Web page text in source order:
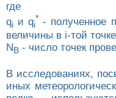
где
qi и qi
* - полученное
величины в i-той
N B - число точек
В исследованиях,
иных